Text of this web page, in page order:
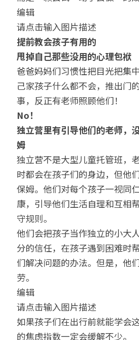
编辑
请点击输入图片描述
提前教会孩子有用的
甩掉自己那些没用的心理包袱
爸爸妈妈们习惯性把目光把集
己家孩子什么都不会，推出门
事，反正有老师照顾他们！
No！
独立营里有引导他们的老师，
姆
独立营不是大型儿童托管班，
时都会在孩子们的身边，但他
保姆。他们对每个孩子一视同
康，引导他们生活自理和互相
守规则。
他们会把孩子当作独立的小大
分的信任，在孩子遇到困难时
们解决问题的办法。但是，他
劳。
编辑
请点击输入图片描述
如果孩子们在出行前就能学会
的焦虑指数一定会缓解不少。